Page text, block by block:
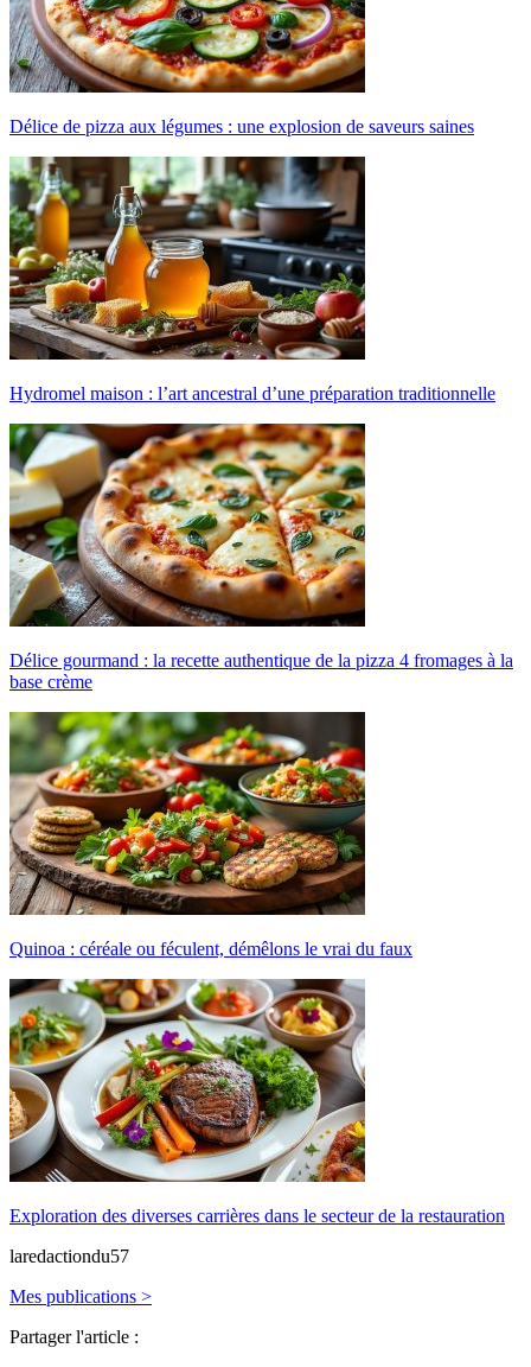
Délice de pizza aux légumes : une explosion de saveurs saines
Hydromel maison : l’art ancestral d’une préparation traditionnelle
Délice gourmand : la recette authentique de la pizza 4 fromages à la
base crème
Quinoa : céréale ou féculent, démêlons le vrai du faux
Exploration des diverses carrières dans le secteur de la restauration
laredactiondu57
Mes publications >
Partager l'article :